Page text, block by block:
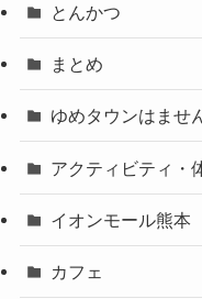
とんかつ
まとめ
ゆめタウンはませ
アクティビティ・
イオンモール熊本
カフェ